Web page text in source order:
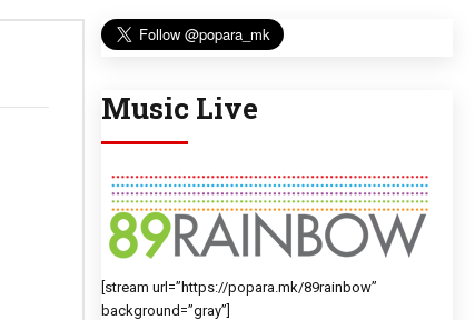
Music Live
[stream url=”https://popara.mk/89rainbow”
background=”gray”]